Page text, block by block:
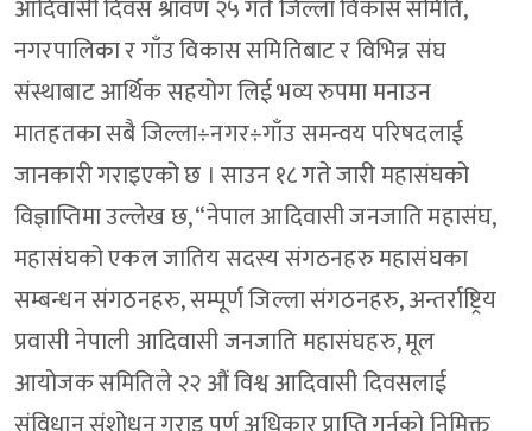
आदिवासी दिवस श्रावण २५ गते जिल्ला विकास समिति,
नगरपालिका र गाँउ विकास समितिबाट र विभिन्न संघ
संस्थाबाट आर्थिक सहयोग लिई भव्य रुपमा मनाउन
मातहतका सबै जिल्ला÷नगर÷गाँउ समन्वय परिषदलाई
जानकारी गराइएको छ । साउन १८ गते जारी महासंघको
विज्ञाप्तिमा उल्लेख छ, “नेपाल आदिवासी जनजाति महासंघ,
महासंघको एकल जातिय सदस्य संगठनहरु महासंघका
सम्बन्धन संगठनहरु, सम्पूर्ण जिल्ला संगठनहरु, अन्तर्राष्ट्रिय
प्रवासी नेपाली आदिवासी जनजाति महासंघहरु, मूल
आयोजक समितिले २२ औं विश्व आदिवासी दिवसलाई